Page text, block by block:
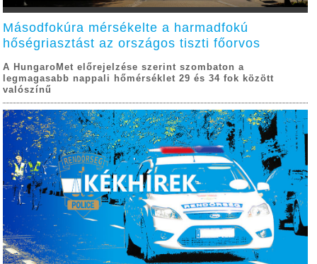
Másodfokúra mérsékelte a harmadfokú
hőségriasztást az országos tiszti főorvos
A HungaroMet előrejelzése szerint szombaton a
legmagasabb nappali hőmérséklet 29 és 34 fok között
valószínű